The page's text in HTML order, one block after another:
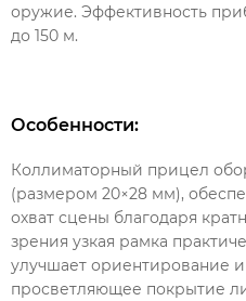
оружие. Эффективность
до 150 м.
Особенности:
Коллиматорный прицел
(размером 20×28 мм),
охват сцены благодаря
зрения узкая рамка
улучшает ориентирование
просветляющее покрытие